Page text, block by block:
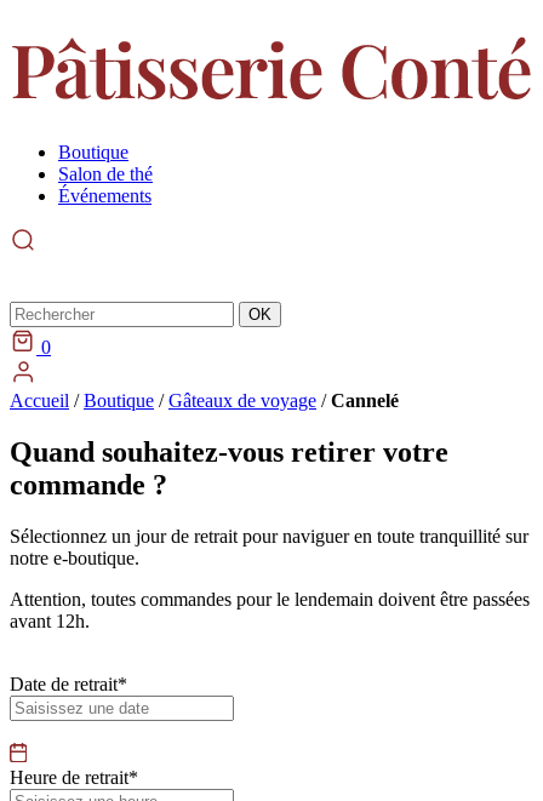
Boutique
Salon de thé
Événements
Rechercher OK
0
Accueil /Boutique /Gâteaux de voyage /Cannelé
Quand souhaitez-vous retirer votre
commande ?
Sélectionnez un jour de retrait pour naviguer en toute tranquillité sur
notre e-boutique.
Attention, toutes commandes pour le lendemain doivent être passées
avant 12h.
Date de retrait*
Heure de retrait*